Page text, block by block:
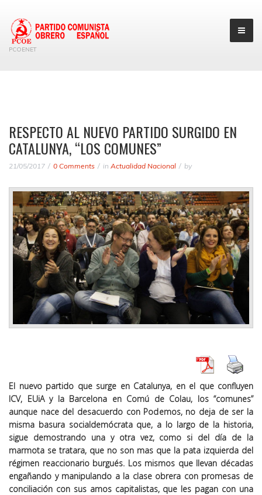
PCOENET
RESPECTO AL NUEVO PARTIDO SURGIDO EN
CATALUNYA, “LOS COMUNES”
21/05/2017 0 Comments in Actualidad Nacional by
El nuevo partido que surge en Catalunya, en el que confluyen
ICV, EUiA y la Barcelona en Comú de Colau, los “comunes”
aunque nace del desacuerdo con Podemos, no deja de ser la
misma basura socialdemócrata que, a lo largo de la historia,
sigue demostrando una y otra vez, como si del día de la
marmota se tratara, que no son mas que la pata izquierda del
régimen reaccionario burgués. Los mismos que llevan décadas
engañando y manipulando a la clase obrera con promesas de
conciliación con sus amos capitalistas, que les pagan con una